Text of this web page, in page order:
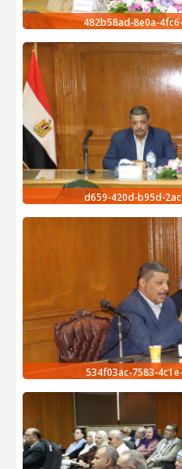
482b58ad-8e0a-
534f03ac-7583-